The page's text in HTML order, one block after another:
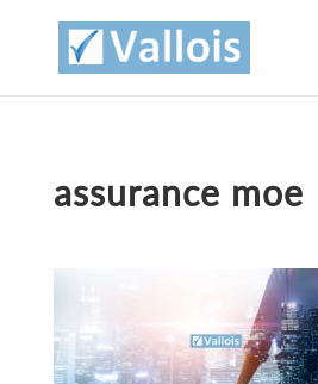
assurance moe